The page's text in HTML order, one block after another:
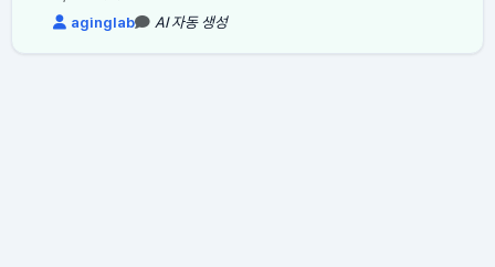
aginglab AI 자동 생성